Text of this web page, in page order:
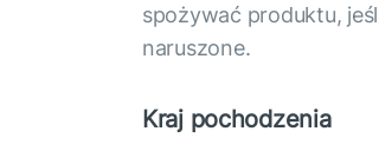
spożywać produktu,
naruszone.
Kraj pochodzenia